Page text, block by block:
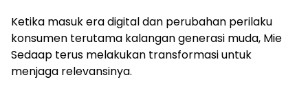
Ketika masuk era digital dan perubahan perilaku
konsumen terutama kalangan generasi muda, Mie
Sedaap terus melakukan transformasi untuk
menjaga relevansinya.